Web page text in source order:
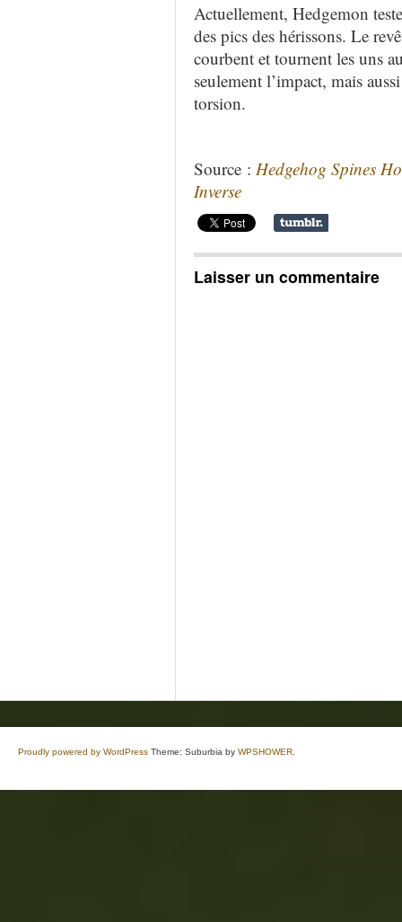
Actuellement, Hedgemon
des pics des hérissons. Le
courbent et tournent les uns
seulement l’impact, mais
torsion.
Source : Hedgehog Spines
Inverse
Laisser un commentaire
Proudly powered by WordPress Theme: Suburbia by WPSHOWER